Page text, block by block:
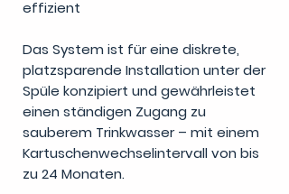
effizient
Das System ist für eine diskrete,
platzsparende Installation unter der
Spüle konzipiert und gewährleistet
einen ständigen Zugang zu
sauberem Trinkwasser – mit einem
Kartuschenwechselintervall von bis
zu 24 Monaten.